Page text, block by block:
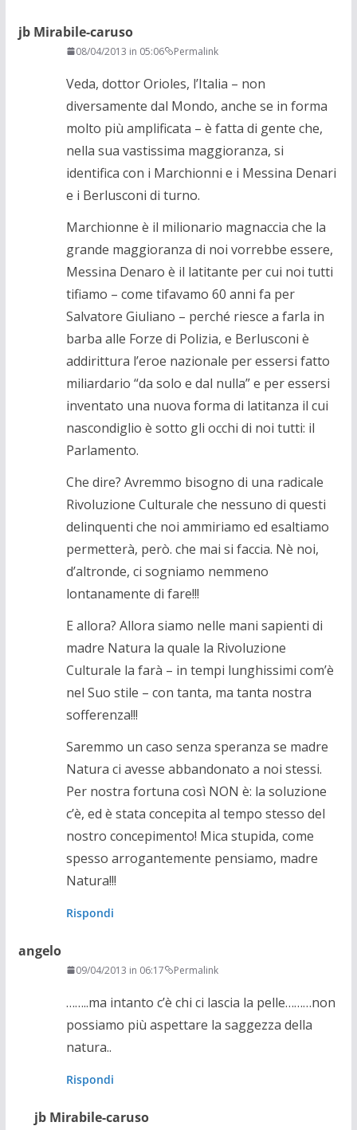
jb Mirabile-caruso
08/04/2013 in 05:06 Permalink
Veda, dottor Orioles, l’Italia – non
diversamente dal Mondo, anche se in forma
molto più amplificata – è fatta di gente che,
nella sua vastissima maggioranza, si
identifica con i Marchionni e i Messina Denari
e i Berlusconi di turno.
Marchionne è il milionario magnaccia che la
grande maggioranza di noi vorrebbe essere,
Messina Denaro è il latitante per cui noi tutti
tifiamo – come tifavamo 60 anni fa per
Salvatore Giuliano – perché riesce a farla in
barba alle Forze di Polizia, e Berlusconi è
addirittura l’eroe nazionale per essersi fatto
miliardario “da solo e dal nulla” e per essersi
inventato una nuova forma di latitanza il cui
nascondiglio è sotto gli occhi di noi tutti: il
Parlamento.
Che dire? Avremmo bisogno di una radicale
Rivoluzione Culturale che nessuno di questi
delinquenti che noi ammiriamo ed esaltiamo
permetterà, però. che mai si faccia. Nè noi,
d’altronde, ci sogniamo nemmeno
lontanamente di fare!!!
E allora? Allora siamo nelle mani sapienti di
madre Natura la quale la Rivoluzione
Culturale la farà – in tempi lunghissimi com’è
nel Suo stile – con tanta, ma tanta nostra
sofferenza!!!
Saremmo un caso senza speranza se madre
Natura ci avesse abbandonato a noi stessi.
Per nostra fortuna così NON è: la soluzione
c’è, ed è stata concepita al tempo stesso del
nostro concepimento! Mica stupida, come
spesso arrogantemente pensiamo, madre
Natura!!!
Rispondi
angelo
09/04/2013 in 06:17 Permalink
……..ma intanto c’è chi ci lascia la pelle………non
possiamo più aspettare la saggezza della
natura..
Rispondi
jb Mirabile-caruso